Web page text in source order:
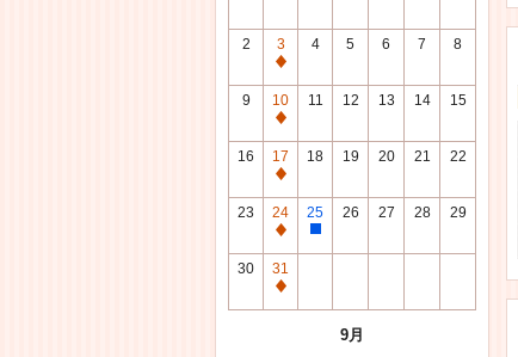
2
3
通
常
休
館
日
4 5 6 7 8
9
10
通
常
休
館
日
11 12 13 14 15
16
17
通
常
休
館
日
18 19 20 21 22
23
24
通
常
休
館
25
整
修
26 27 28 29
30
31
通
9月